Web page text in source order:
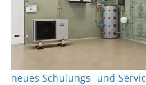
neues Schulungs- und